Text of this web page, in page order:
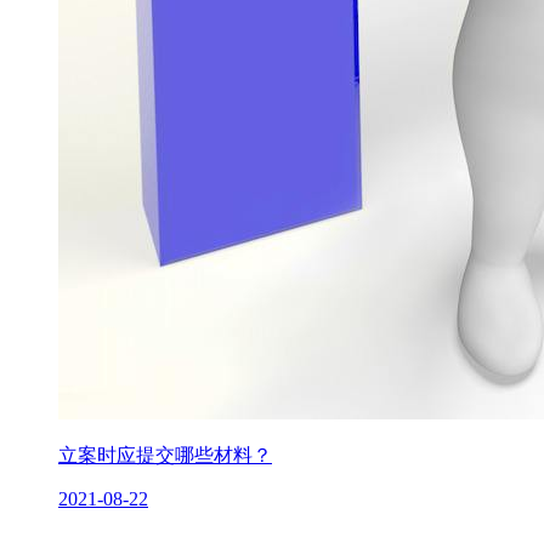
立案时应提交哪些材料？
2021-08-22